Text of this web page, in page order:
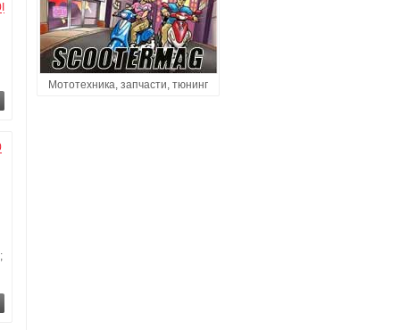
Мототехника, запчасти, тюнинг